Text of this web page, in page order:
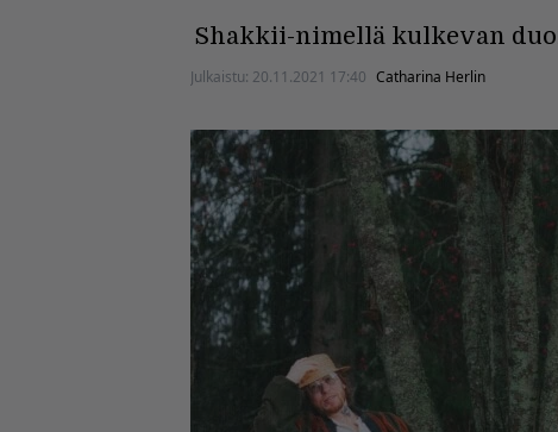
Shakkii-nimellä kulkevan
Julkaistu: 20.11.2021 17:40 Catharina Herlin